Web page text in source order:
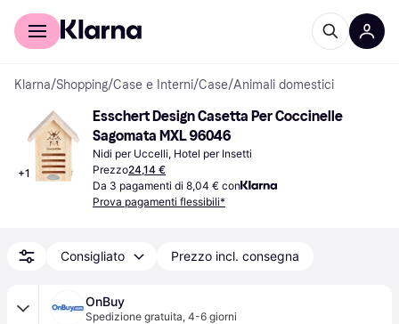
Per il tuo shopping
Klarna/Shopping/Case e Interni/Case/Animali domestici
+1
Esschert Design Casetta Per Coccinelle
Sagomata MXL 96046
Nidi per Uccelli, Hotel per Insetti
Prezzo24,14 €
Da 3 pagamenti di 8,04 € con
Prova pagamenti flessibili*
Consigliato Prezzo incl. consegna
OnBuy
Spedizione gratuita, 4-6 giorni